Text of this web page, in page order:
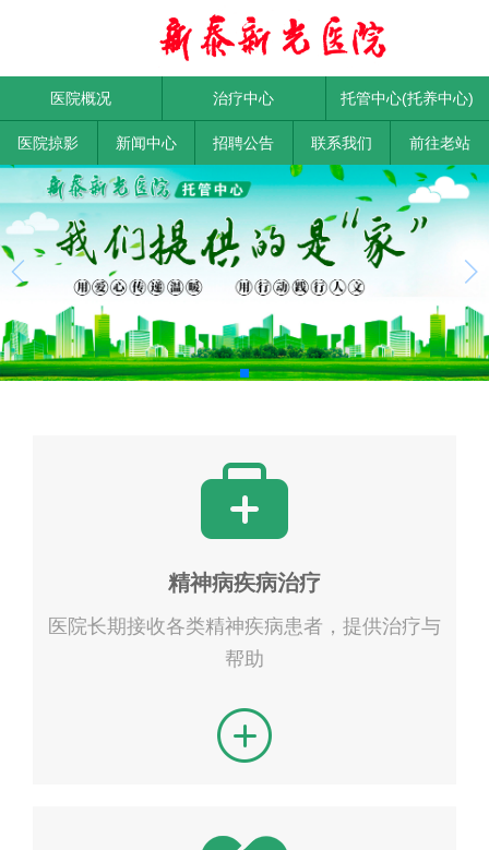
医院概况 治疗中心 托管中心(托养中心)
医院掠影 新闻中心 招聘公告 联系我们 前往老站
精神病疾病治疗
医院长期接收各类精神疾病患者，提供治疗与
帮助